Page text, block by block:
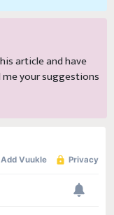
article and have
me your suggestions